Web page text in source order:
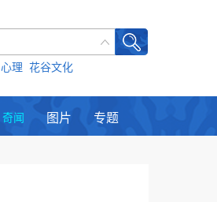
心理 花谷文化
奇闻 图片 专题